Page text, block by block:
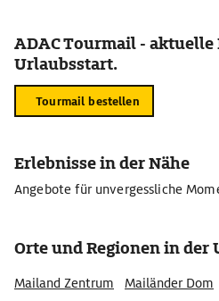
ADAC Tourmail -
Urlaubsstart.
Tourmail bestellen
Erlebnisse in der Nähe
Angebote für unvergessliche
Orte und Regionen in der
Mailand Zentrum Mailänder Dom